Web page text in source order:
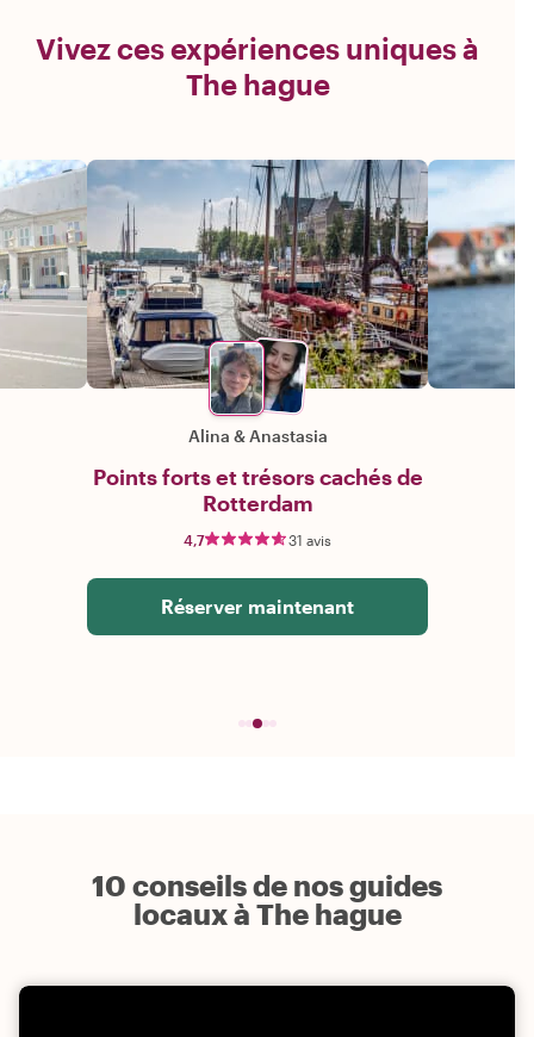
Vivez ces expériences uniques à
The hague
Alina & Anastasia
Points forts et trésors cachés de
Rotterdam
4,7 31 avis
Réserver maintenant
10 conseils de nos guides
locaux à The hague